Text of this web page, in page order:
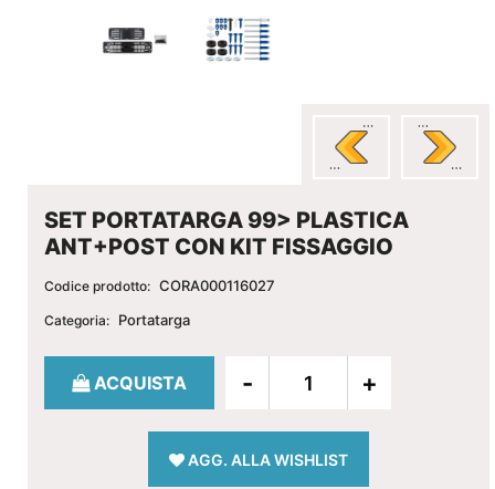
SET PORTATARGA 99> PLASTICA
ANT+POST CON KIT FISSAGGIO
Codice prodotto: CORA000116027
Categoria: Portatarga
Quantità
ACQUISTA
AGG. ALLA WISHLIST